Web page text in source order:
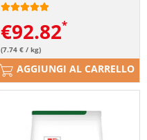
€92.82
(7.74 € / kg)
AGGIUNGI AL CARRELLO